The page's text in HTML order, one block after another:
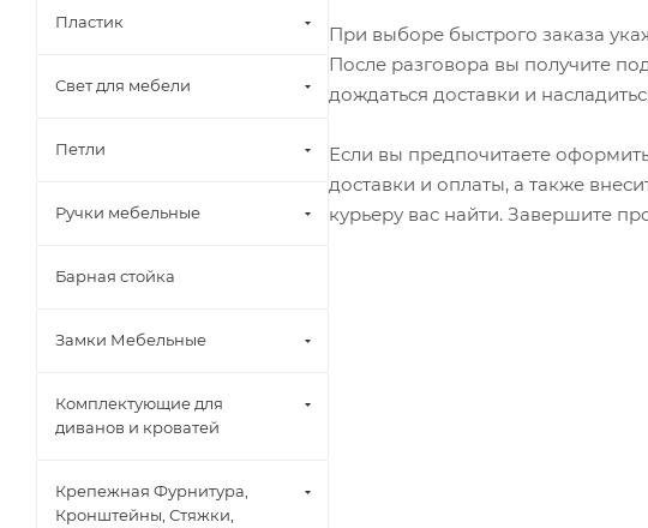
При выборе быстрого заказа
После разговора вы получите
дождаться доставки и
Если вы предпочитаете
доставки и оплаты, а также
курьеру вас найти. Завершите
Пластик
Свет для мебели
Петли
Ручки мебельные
Барная стойка
Замки Мебельные
Комплектующие для
диванов и кроватей
Крепежная Фурнитура,
Кронштейны, Стяжки,